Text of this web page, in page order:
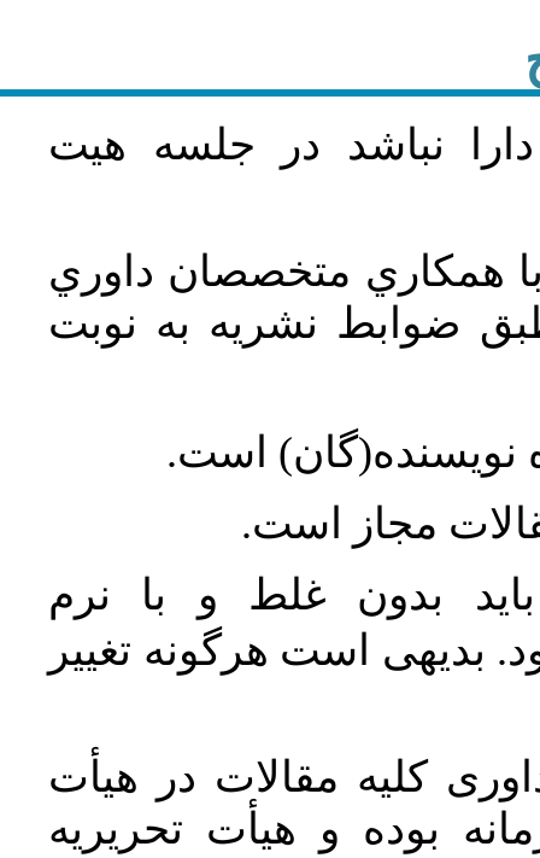
نباشد در جلسه هيت
همکاري متخصصان داوري
ضوابط نشريه به نوبت
است.
مجاز است.
بدون غلط و با نرم
بدیهی است هرگونه تغییر
کلیه مقالات در هیأت
بوده و هیأت تحریریه